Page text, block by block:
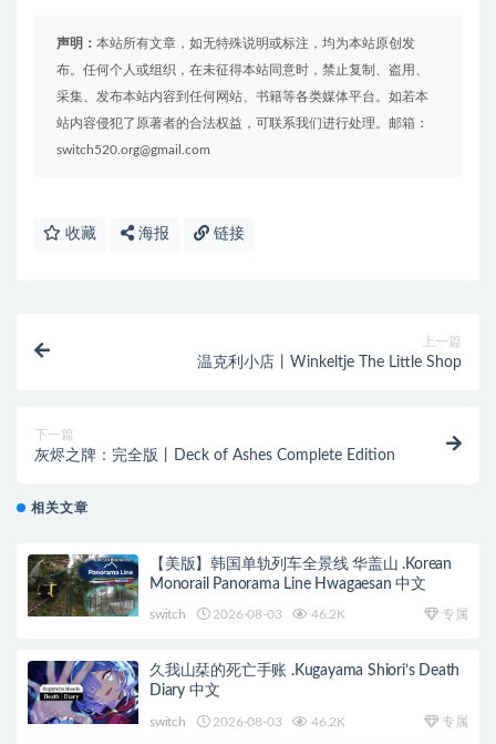
声明： 本站所有文章，如无特殊说明或标注，均为本站原创发
布。任何个人或组织，在未征得本站同意时，禁止复制、盗用、
采集、发布本站内容到任何网站、书籍等各类媒体平台。如若本
站内容侵犯了原著者的合法权益，可联系我们进行处理。邮箱：
switch520.org@gmail.com
收藏 海报 链接
上一篇
温克利小店丨Winkeltje The Little Shop
下一篇
灰烬之牌：完全版丨Deck of Ashes Complete Edition
相关文章
【美版】韩国单轨列车全景线 华盖山 .Korean
Monorail Panorama Line Hwagaesan 中文
switch 2026-08-03 46.2K 专属
久我山栞的死亡手账 .Kugayama Shiori’s Death
Diary 中文
switch 2026-08-03 46.2K 专属